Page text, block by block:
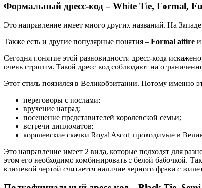
Формальный дресс-код – White Tie, Formal,
Это направление имеет много других названий. На
Также есть и другие популярные понятия – Formal attire и
Сегодня понятие этой разновидности дресс-кода
очень строгим. Такой дресс-код соблюдают на
Этот стиль появился в Великобритании. Потому именно
переговоры с послами;
вручение наград;
посещение представителей королевской семьи;
встречи дипломатов;
королевские скачки Royal Ascot, проводимые в
Это направление имеет 2 вида, которые подходят для
этом его необходимо комбинировать с белой бабочкой.
ключевой чертой считается наличие черного фрака с